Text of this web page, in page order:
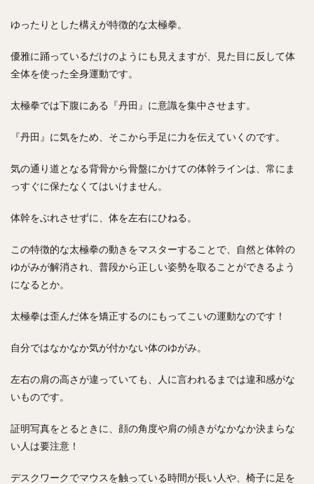
ゆったりとした構えが特徴的な太極拳。
優雅に踊っているだけのようにも見えますが、見た目に反して体
全体を使った全身運動です。
太極拳では下腹にある『丹田』に意識を集中させます。
『丹田』に気をため、そこから手足に力を伝えていくのです。
気の通り道となる背骨から骨盤にかけての体幹ラインは、常にま
っすぐに保たなくてはいけません。
体幹をぶれさせずに、体を左右にひねる。
この特徴的な太極拳の動きをマスターすることで、自然と体幹の
ゆがみが解消され、普段から正しい姿勢を取ることができるよう
になるとか。
太極拳は歪んだ体を矯正するのにもってこいの運動なのです！
自分ではなかなか気が付かない体のゆがみ。
左右の肩の高さが違っていても、人に言われるまでは違和感がな
いものです。
証明写真をとるときに、顔の角度や肩の傾きがなかなか決まらな
い人は要注意！
デスクワークでマウスを触っている時間が長い人や、椅子に足を